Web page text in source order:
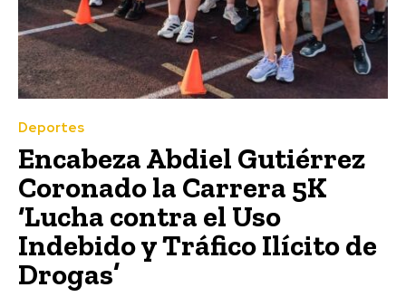
Deportes
Encabeza Abdiel Gutiérrez
Coronado la Carrera 5K
‘Lucha contra el Uso
Indebido y Tráfico Ilícito de
Drogas’